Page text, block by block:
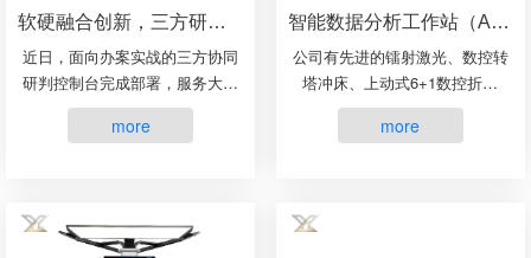
软硬融合创新，三方研判控制台构建案件会商研判新阵地
近日，面向办案实战的三方协同
研判控制台完成部署，服务大数
据办案中心专案会商工作。设备
设置三方研判工位，双屏联动实
more
智能数据分析工作站（Ai20）
公司有先进的镭射激光、数控转
塔冲床、上动式6+1数控折弯
机、下动式数控折弯机、自动焊
接等设备。具有“出货快、交货
more